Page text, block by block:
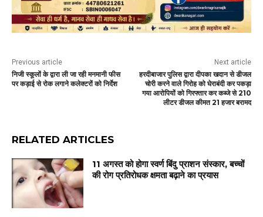
Previous article
निजी स्कूलों के द्वारा ली जा रही मनमानी फीस
पर कड़ाई से रोक लगाने कलेक्टरों को निर्देश
Next article
हरदीबाजार पुलिस द्वारा दीपका खदान से डीजल
चोरी करने वाले गिरोह को घेराबंदी कर पकड़ा
गया आरोपियों को गिरफ्तार कर कब्जे से 210
लीटर डीजल कीमत 21 हजार बरामद
RELATED ARTICLES
11 अगस्त को होगा स्वर्ण बिंदु प्राशन संस्कार, बच्चों
की रोग प्रतिरोधक क्षमता बढ़ाने का प्रयास